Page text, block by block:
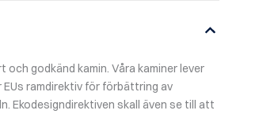
och godkänd kamin. Våra kaminer lever
ramdirektiv för förbättring av
Ekodesigndirektiven skall även se till att